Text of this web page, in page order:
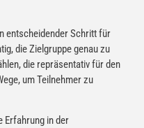
entscheidender Schritt für
die Zielgruppe genau zu
die repräsentativ für den
um Teilnehmer zu
Erfahrung in der